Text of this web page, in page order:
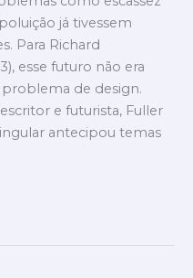
já tivessem
Para Richard
esse futuro não era
de design.
e futurista, Fuller
antecipou temas